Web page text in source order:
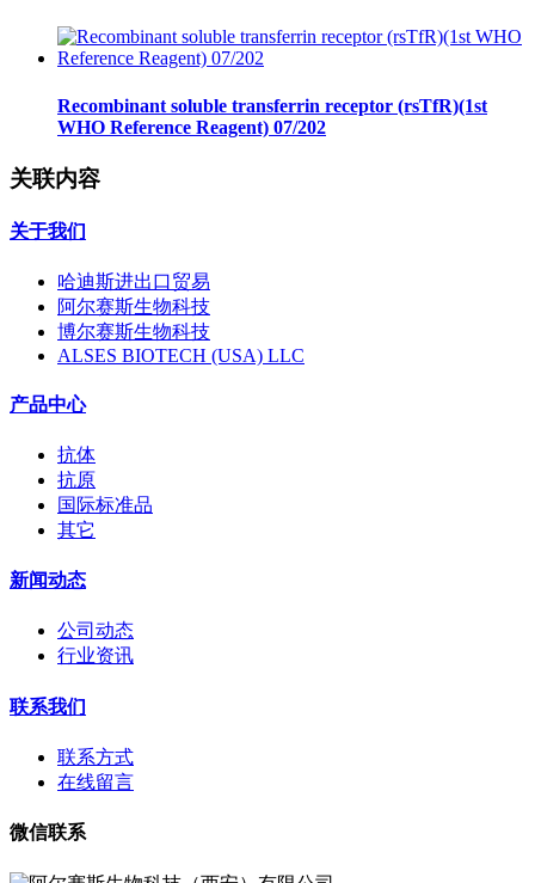
Recombinant soluble transferrin receptor (rsTfR)(1st
WHO Reference Reagent) 07/202
关联内容
关于我们
哈迪斯进出口贸易
阿尔赛斯生物科技
博尔赛斯生物科技
ALSES BIOTECH (USA) LLC
产品中心
抗体
抗原
国际标准品
其它
新闻动态
公司动态
行业资讯
联系我们
联系方式
在线留言
微信联系